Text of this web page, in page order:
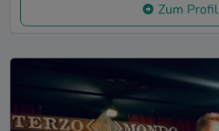
Zum Profil